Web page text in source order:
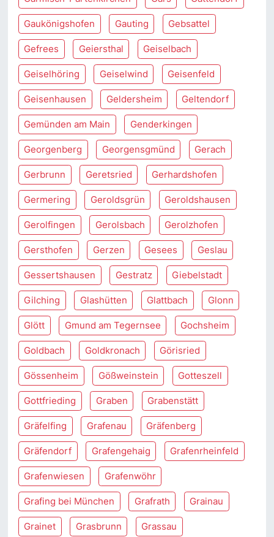
Gaukönigshofen Gauting Gebsattel
Gefrees Geiersthal Geiselbach
Geiselhöring Geiselwind Geisenfeld
Geisenhausen Geldersheim Geltendorf
Gemünden am Main Genderkingen
Georgenberg Georgensgmünd Gerach
Gerbrunn Geretsried Gerhardshofen
Germering Geroldsgrün Geroldshausen
Gerolfingen Gerolsbach Gerolzhofen
Gersthofen Gerzen Gesees Geslau
Gessertshausen Gestratz Giebelstadt
Gilching Glashütten Glattbach Glonn
Glött Gmund am Tegernsee Gochsheim
Goldbach Goldkronach Görisried
Gössenheim Gößweinstein Gotteszell
Gottfrieding Graben Grabenstätt
Gräfelfing Grafenau Gräfenberg
Gräfendorf Grafengehaig Grafenrheinfeld
Grafenwiesen Grafenwöhr
Grafing bei München Grafrath Grainau
Grainet Grasbrunn Grassau